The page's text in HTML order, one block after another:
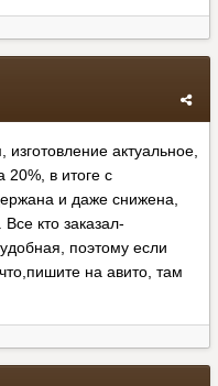
актуальное,
20%, в итоге с
и даже снижена,
кто заказал-
поэтому если
на авито, там